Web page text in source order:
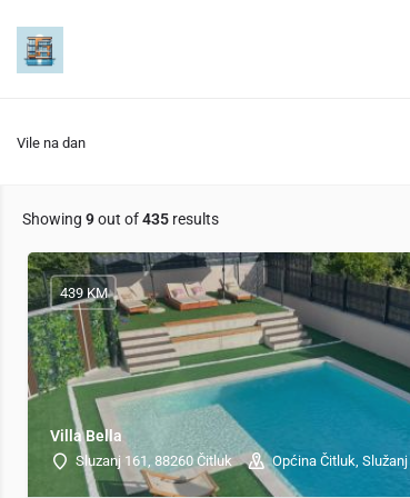
Vile na dan
Showing 9out of435 results
Villa Bella
Sluzanj 161, 88260 Čitluk Općina Čitluk, Služanj
439 KM